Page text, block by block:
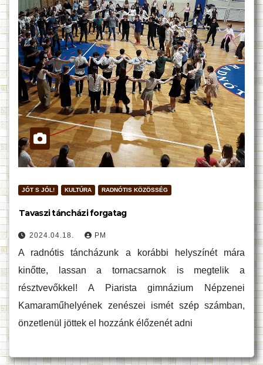
JÓT S JÓL! KULTÚRA RADNÓTIS KÖZÖSSÉG
Tavaszi táncházi forgatag
2024.04.18. PM
A radnótis táncházunk a korábbi helyszínét mára
kinőtte, lassan a tornacsarnok is megtelik a
résztvevőkkel! A Piarista gimnázium Népzenei
Kamaraműhelyének zenészei ismét szép számban,
önzetlenül jöttek el hozzánk élőzenét adni